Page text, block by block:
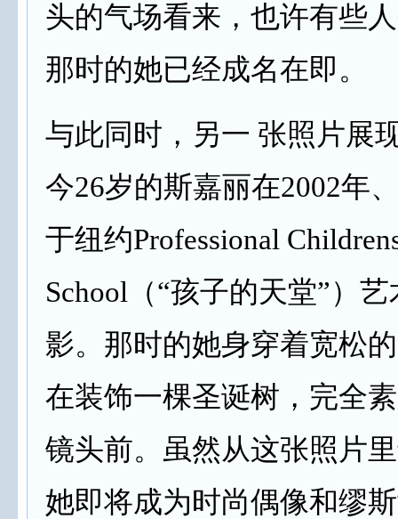
头的气场看来，也许有些
那时的她已经成名在即。
与此同时，另一 张照片展
今26岁的斯嘉丽在2002年
于纽约Professional
School（“孩子的天堂”）
影。那时的她身穿着宽松
在装饰一棵圣诞树，完全
镜头前。虽然从这张照片
她即将成为时尚偶像和缪